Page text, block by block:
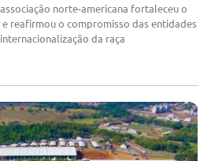
norte-americana fortaleceu o
reafirmou o compromisso das entidades
da raça